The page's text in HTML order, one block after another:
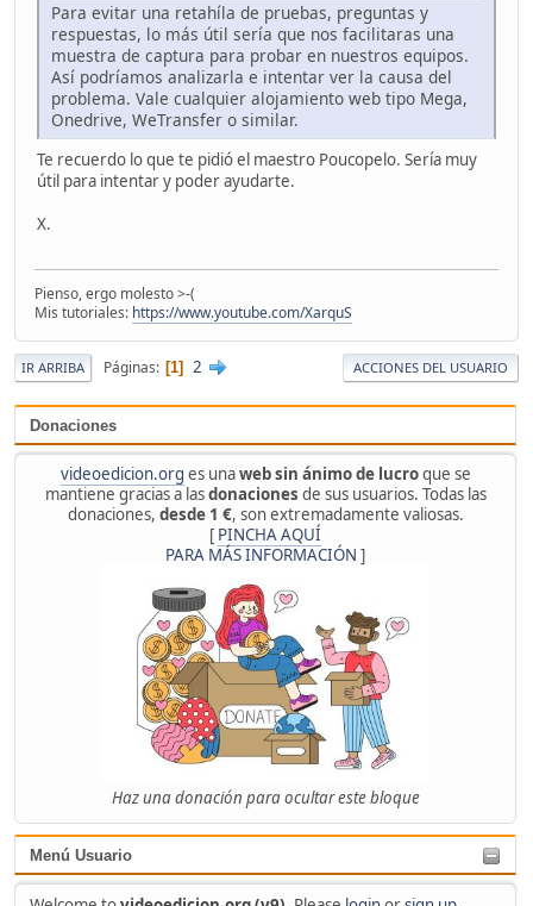
Donaciones
videoedicion.org es unaweb sin ánimo de lucroque se
mantiene gracias a lasdonaciones de sus usuarios. Todas las
donaciones, desde 1 €, son extremadamente valiosas.
[ PINCHA AQUÍ
PARA MÁS INFORMACIÓN ]
Haz una donación para ocultar este bloque
Menú Usuario
Para evitar una retahíla de pruebas, preguntas y
respuestas, lo más útil sería que nos facilitaras una
muestra de captura para probar en nuestros equipos.
Así podríamos analizarla e intentar ver la causa del
problema. Vale cualquier alojamiento web tipo Mega,
Onedrive, WeTransfer o similar.
Te recuerdo lo que te pidió el maestro Poucopelo. Sería muy
útil para intentar y poder ayudarte.
X.
Pienso, ergo molesto >-(
Mis tutoriales: https://www.youtube.com/XarquS
IR ARRIBA Páginas 1 2 ACCIONES DEL USUARIO